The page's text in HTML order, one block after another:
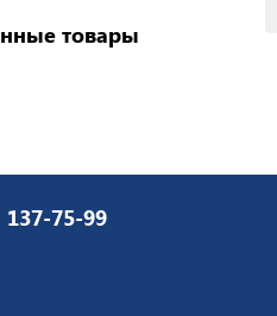
товары
75-99